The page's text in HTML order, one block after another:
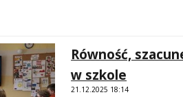
Równość,
w szkole
21.12.2025 18:14